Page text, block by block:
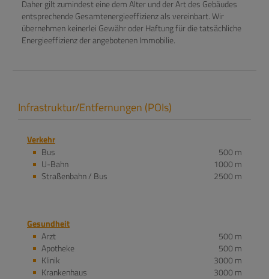
Daher gilt zumindest eine dem Alter und der Art des Gebäudes
entsprechende Gesamtenergieeffizienz als vereinbart. Wir
übernehmen keinerlei Gewähr oder Haftung für die tatsächliche
Energieeffizienz der angebotenen Immobilie.
Infrastruktur/Entfernungen (POIs)
Verkehr
Bus
500 m
U-Bahn
1000 m
Straßenbahn / Bus
2500 m
Gesundheit
Arzt
500 m
Apotheke
500 m
Klinik
3000 m
Krankenhaus
3000 m